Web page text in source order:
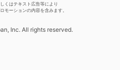
くはテキスト広告等により
モーションの内容を含みます。
Inc. All rights reserved.